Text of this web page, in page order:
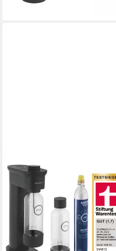
GROHE
Wassersprudler Blue Fizz
Wassersprudler, Basic Couple
Starter Set, schwarz
(31942K00)
152,00 €
UVP180,01 €
-16%